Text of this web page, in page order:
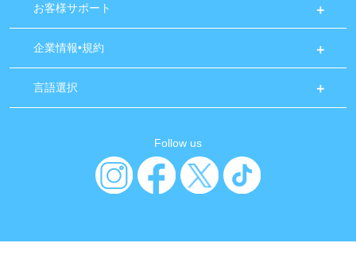
お客様サポート
企業情報•規約
言語選択
Follow us